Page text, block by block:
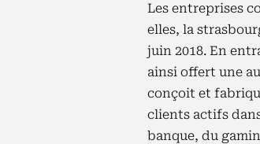
Les entreprises
elles, la
juin 2018. En
ainsi offert une
conçoit et
clients actifs
banque, du